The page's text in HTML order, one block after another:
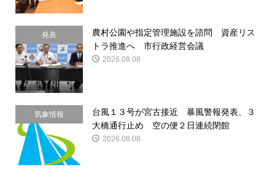
発表
農村公園や指定管理施設を諮問 資産リス
トラ推進へ 市行政経営会議
2026.08.08
気象情報
台風１３号が宮古接近 暴風警報発表、３
大橋通行止め 空の便２日連続閉館
2026.08.08